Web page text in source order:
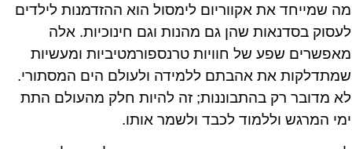
מה שמייחד את אקווריום לימסול הוא ההזדמנות לילדים
לעסוק בסדנאות שהן גם מהנות וגם חינוכיות. אלה
מאפשרים שפע של חוויות טרנספורמטיביות ומעשיות
שמתדלקות את אהבתם ללמידה ולעולם הים המסתורי.
לא מדובר רק בהתבוננות; זה להיות חלק מהעולם התת
ימי המרגש וללמוד לכבד ולשמר אותו.